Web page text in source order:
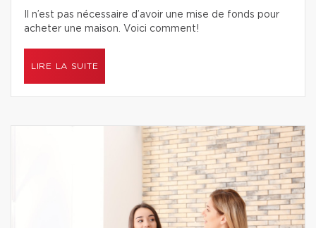
Il n’est pas nécessaire d’avoir une mise de fonds pour
acheter une maison. Voici comment!
LIRE LA SUITE